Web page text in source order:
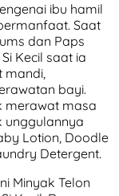
ibu hamil
Saat
dan Paps
Kecil saat ia
mandi,
bayi.
merawat masa
unggulannya
Lotion, Doodle
Detergent.
Minyak Telon